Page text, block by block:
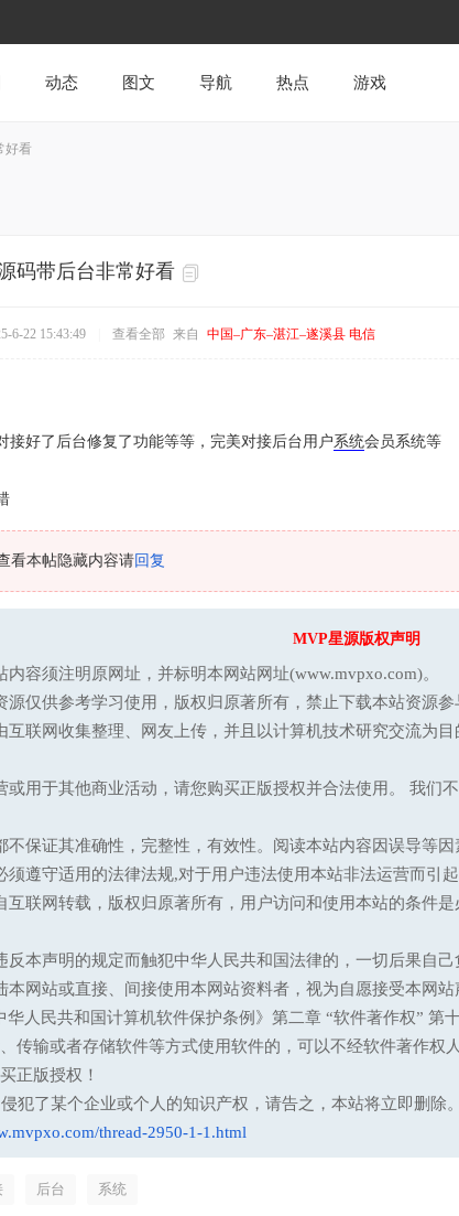
动态 图文 导航 热点 游戏
好看
码带后台非常好看
6-22 15:43:49 查看全部 来自 中国–广东–湛江–遂溪县 电信
接好了后台修复了功能等等，完美对接后台用户系统会员系统等
看本帖隐藏内容请回复
MVP星源版权声明
内容须注明原网址，并标明本网站网址(www.mvpxo.com)。
源仅供参考学习使用，版权归原著所有，禁止下载本站资源
互联网收集整理、网友上传，并且以计算机技术研究交流为
或用于其他商业活动，请您购买正版授权并合法使用。 我们
不保证其准确性，完整性，有效性。阅读本站内容因误导等因
须遵守适用的法律法规,对于用户违法使用本站非法运营而引
互联网转载，版权归原著所有，用户访问和使用本站的条件
反本声明的规定而触犯中华人民共和国法律的，一切后果自己
本网站或直接、间接使用本网站资料者，视为自愿接受本网站
华人民共和国计算机软件保护条例》第二章 “软件著作权” 第
传输或者存储软件等方式使用软件的，可以不经软件著作权
正版授权！
犯了某个企业或个人的知识产权，请告之，本站将立即删除。
thread-2950-1-1.html
后台 系统